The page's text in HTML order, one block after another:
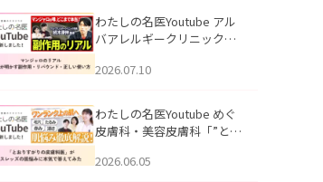
説」を公開いたしました。
わたしの名医Youtube アル
バアレルギークリニック札
医師が明かす副作用・リバ
公開いたしました。
2026.07.10
わたしの名医Youtube めぐ
皮膚科・美容皮膚科「”とお
ッズの肌悩みに本気で答え
2026.06.05